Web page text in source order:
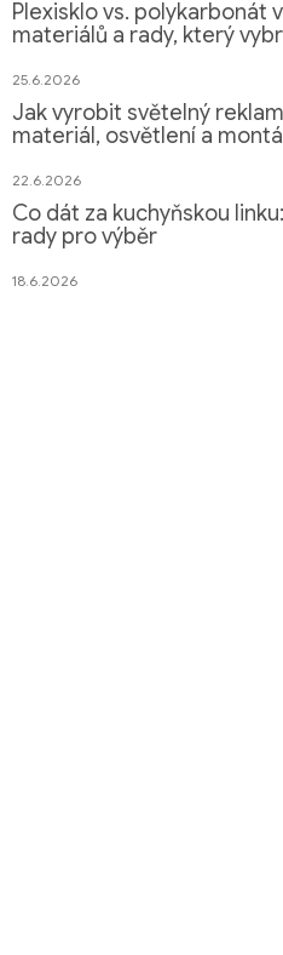
Plexisklo vs. polykarbonát
materiálů a rady, který
25.6.2026
Jak vyrobit světelný
materiál, osvětlení a
22.6.2026
Co dát za kuchyňskou
rady pro výběr
18.6.2026